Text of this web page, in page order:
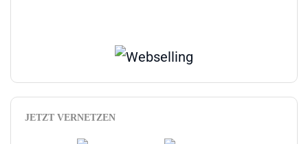
JETZT VERNETZEN